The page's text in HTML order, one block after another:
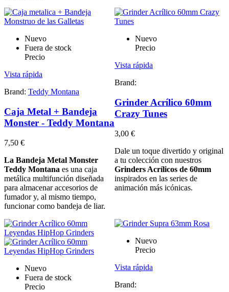
Nuevo
Fuera de stock
Precio
Vista rápida
Brand: Teddy Montana
Caja Metal + Bandeja
Monster - Teddy Montana
7,50 €
La Bandeja Metal Monster
Teddy Montana es una caja
metálica multifunción diseñada
para almacenar accesorios de
fumador y, al mismo tiempo,
funcionar como bandeja de liar.
Nuevo
Precio
Vista rápida
Brand:
Grinder Acrílico 60mm
Crazy Tunes
3,00 €
Dale un toque divertido y original
a tu colección con nuestros
Grinders Acrílicos de 60mm
inspirados en las series de
animación más icónicas.
Nuevo
Fuera de stock
Precio
Nuevo
Precio
Vista rápida
Brand: